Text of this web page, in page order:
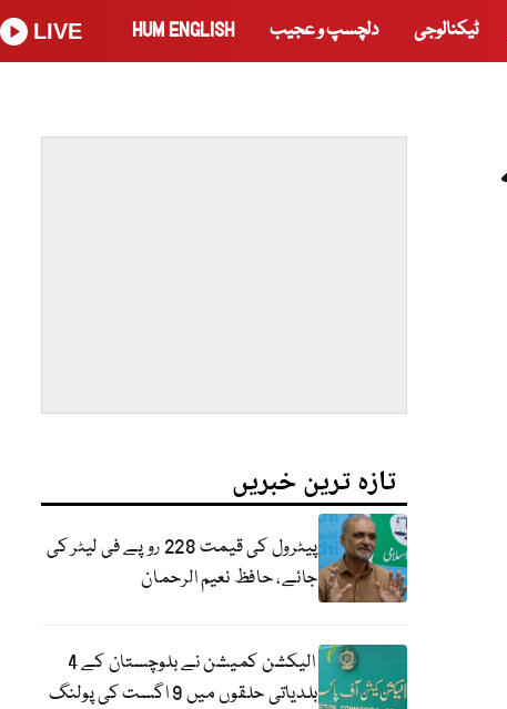
ٹیکنالوجی دلچسپ و عجیب HUM ENGLISH
LIVE
تازہ ترین خبریں
پیٹرول کی قیمت 228 روپے فی لیٹر کی
جائے، حافظ نعیم الرحمان
الیکشن کمیشن نے بلوچستان کے 4
بلدیاتی حلقوں میں 9 اگست کی پولنگ